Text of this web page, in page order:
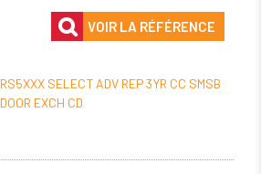
VOIR LA RÉFÉRENCE
RS5XXX SELECT ADV REP 3YR CC SMSB
DOOR EXCH CD